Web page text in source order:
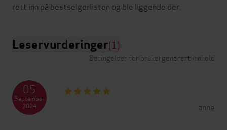
Leservurderinger(1)
Betingelser for brukergenerert innhold
anne
05
September
2024